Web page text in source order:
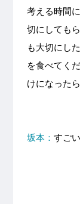
考える時間
切にしても
も大切にし
を食べてく
けになった
坂本： すごい